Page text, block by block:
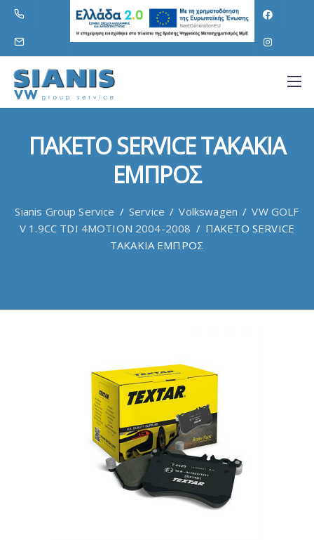
ΠΑΚΕΤΟ SERVICE ΤΑΚΑΚΙΑ
ΕΜΠΡΟΣ
Sianis Group Service / Service / Volkswagen / VW GOLF
V 1.9CC TDI 4MOTION 2004-2008 / ΠΑΚΕΤΟ SERVICE
ΤΑΚΑΚΙΑ ΕΜΠΡΟΣ